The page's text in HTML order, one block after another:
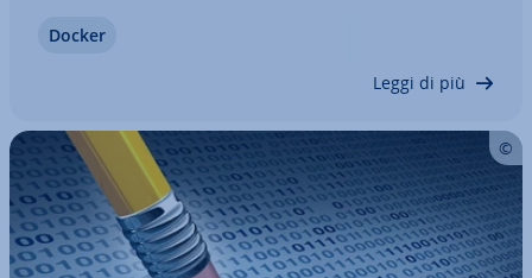
tu­ra di container. Segui la nostra guida, in cui ti
Docker
Leggi di più